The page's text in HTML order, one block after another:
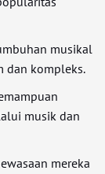
musikal
dan kompleks.
musik dan
mereka